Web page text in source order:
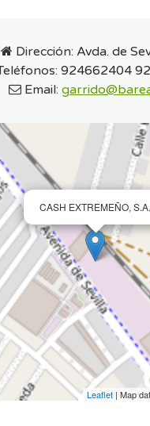
Dirección: Avda. de
924662404
Email:
CASH EXTREMEÑO, S.A.
Leaflet | Map